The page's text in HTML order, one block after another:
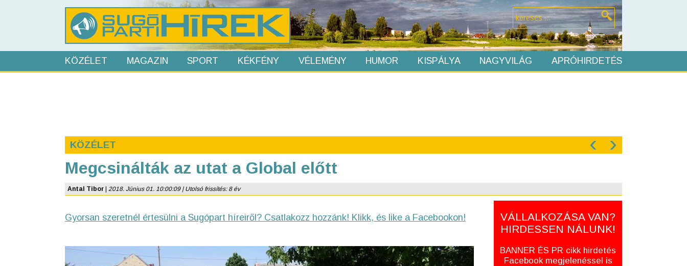
KÖZÉLET MAGAZIN SPORT KÉKFÉNY VÉLEMÉNY HUMOR KISPÁLYA NAGYVILÁG APRÓHIRDETÉS
KÖZÉLET ‹ ›
Megcsinálták az utat a Global előtt
Antal Tibor 2018. Június 01. 10:00:09 | Utolsó frissítés: 8 év
Gyorsan szeretnél értesülni a Sugópart híreiről? Csatlakozz hozzánk! Klikk, és like a Facebookon!
VÁLLALKOZÁSA VAN?
HIRDESSEN NÁLUNK!
BANNER ÉS PR cikk hirdetés
Facebook megjelenéssel is